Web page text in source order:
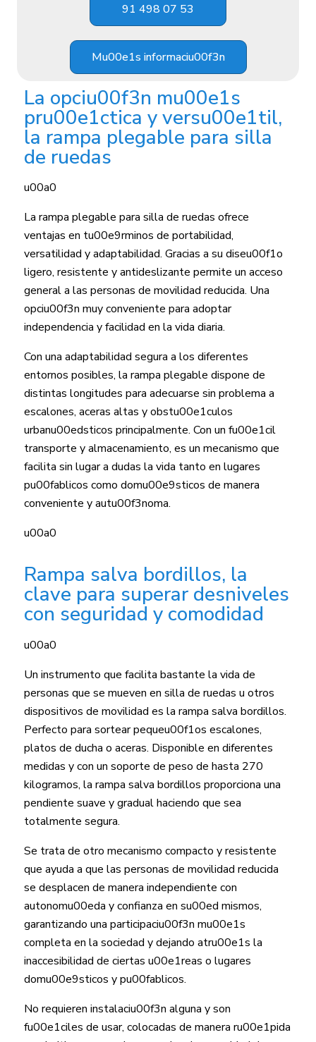
91 498 07 53
Mu00e1s informaciu00f3n
La opciu00f3n mu00e1s
pru00e1ctica y versu00e1til,
la rampa plegable para silla
de ruedas
u00a0
La rampa plegable para silla de ruedas ofrece
ventajas en tu00e9rminos de portabilidad,
versatilidad y adaptabilidad. Gracias a su diseu00f1o
ligero, resistente y antideslizante permite un acceso
general a las personas de movilidad reducida. Una
opciu00f3n muy conveniente para adoptar
independencia y facilidad en la vida diaria.
Con una adaptabilidad segura a los diferentes
entornos posibles, la rampa plegable dispone de
distintas longitudes para adecuarse sin problema a
escalones, aceras altas y obstu00e1culos
urbanu00edsticos principalmente. Con un fu00e1cil
transporte y almacenamiento, es un mecanismo que
facilita sin lugar a dudas la vida tanto en lugares
pu00fablicos como domu00e9sticos de manera
conveniente y autu00f3noma.
u00a0
Rampa salva bordillos, la
clave para superar desniveles
con seguridad y comodidad
u00a0
Un instrumento que facilita bastante la vida de
personas que se mueven en silla de ruedas u otros
dispositivos de movilidad es la rampa salva bordillos.
Perfecto para sortear pequeu00f1os escalones,
platos de ducha o aceras. Disponible en diferentes
medidas y con un soporte de peso de hasta 270
kilogramos, la rampa salva bordillos proporciona una
pendiente suave y gradual haciendo que sea
totalmente segura.
Se trata de otro mecanismo compacto y resistente
que ayuda a que las personas de movilidad reducida
se desplacen de manera independiente con
autonomu00eda y confianza en su00ed mismos,
garantizando una participaciu00f3n mu00e1s
completa en la sociedad y dejando atru00e1s la
inaccesibilidad de ciertas u00e1reas o lugares
domu00e9sticos y pu00fablicos.
No requieren instalaciu00f3n alguna y son
fu00e1ciles de usar, colocadas de manera ru00e1pida